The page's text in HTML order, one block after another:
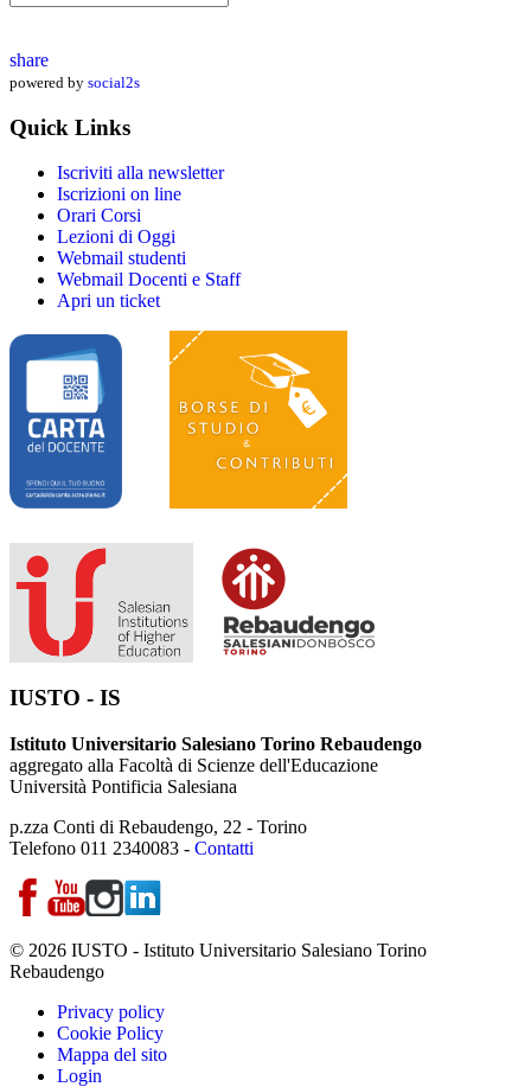
share
powered by social2s
Quick Links
Iscriviti alla newsletter
Iscrizioni on line
Orari Corsi
Lezioni di Oggi
Webmail studenti
Webmail Docenti e Staff
Apri un ticket
IUSTO - IS
Istituto Universitario Salesiano Torino Rebaudengo
aggregato alla Facoltà di Scienze dell'Educazione
Università Pontificia Salesiana
p.zza Conti di Rebaudengo, 22 - Torino
Telefono 011 2340083 - Contatti
© 2026 IUSTO - Istituto Universitario Salesiano Torino
Rebaudengo
Privacy policy
Cookie Policy
Mappa del sito
Login